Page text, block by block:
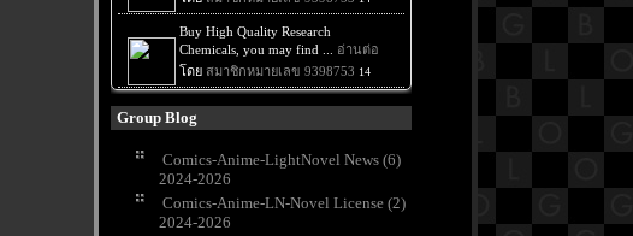
Group Blog
Comics-Anime-LightNovel News (6)
2024-2026
Comics-Anime-LN-Novel License (2)
2024-2026